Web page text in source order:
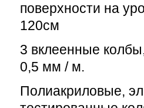
поверхности на
120см
3 вклеенные
0,5 мм / м.
Полиакриловые,